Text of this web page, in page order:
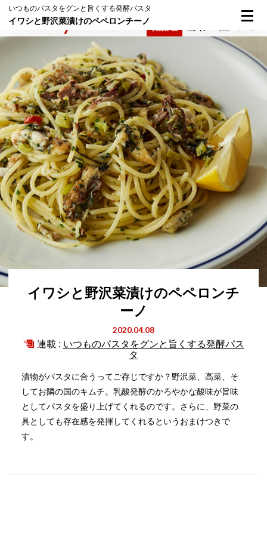
いつものパスタをグンと旨くする発酵パスタ
イワシと野沢菜漬けのペペロンチーノ
イワシと野沢菜漬けのペペロンチ
ーノ
2020.04.08
連載 : いつものパスタをグンと旨くする発酵パス
タ
漬物がパスタに合うってご存じですか？野沢菜、高菜、そ
してお隣の国のキムチ。乳酸発酵のかろやかな酸味が旨味
としてパスタを盛り上げてくれるのです。さらに、野菜の
具としても存在感を発揮してくれるというおまけつきで
す。